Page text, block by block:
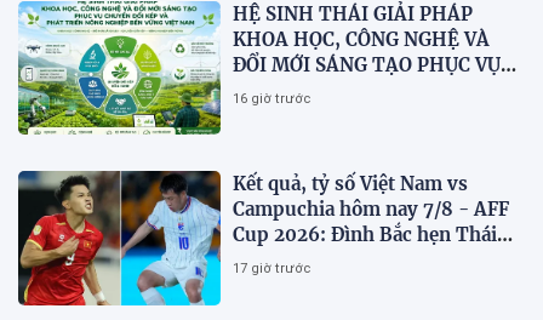
HỆ SINH THÁI GIẢI PHÁP
KHOA HỌC, CÔNG NGHỆ VÀ
ĐỔI MỚI SÁNG TẠO PHỤC VỤ
CHUYỂN ĐỔI KÉP VÀ PHÁT
16 giờ trước
Kết quả, tỷ số Việt Nam vs
Campuchia hôm nay 7/8 - AFF
Cup 2026: Đình Bắc hẹn Thái
Lan ở chung kết?
17 giờ trước